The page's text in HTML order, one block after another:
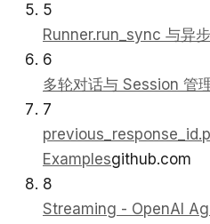
5
Runner.run_sync 与异
6
多轮对话与 Session 管
7
Examplesgithub.com
8
Streaming - OpenAI